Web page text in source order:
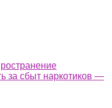
за сбыт наркотиков —